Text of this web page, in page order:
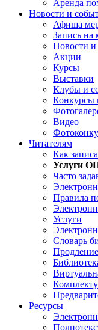
Аренда
Новости и
Афиша
Запись на
Новости и
Акции
Курсы
Выставки
Клубы и
Конкурсы
Видео
Читателям
Как
Услуги
Часто
Правила
Услуги
Словарь
Ресурсы